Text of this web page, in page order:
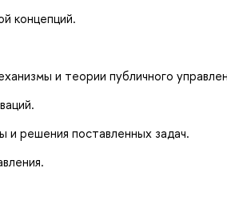
концепций.
и теории публичного
решения поставленных задач.